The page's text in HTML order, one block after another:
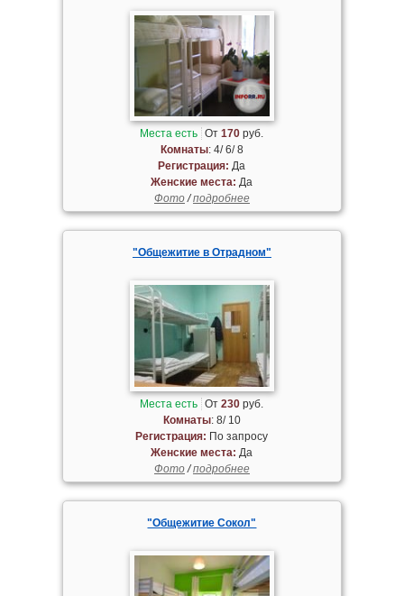
Места есть От170 руб.
Комнаты: 4/ 6/ 8
Регистрация: Да
Женские места: Да
Фото/подробнее
"Общежитие в Отрадном"
Места есть От230 руб.
Комнаты: 8/ 10
Регистрация: По запросу
Женские места: Да
Фото/подробнее
"Общежитие Сокол"